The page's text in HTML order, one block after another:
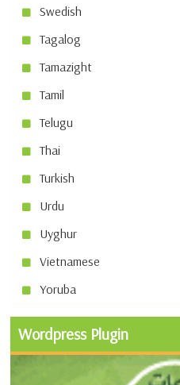
Swedish
Tagalog
Tamazight
Tamil
Telugu
Thai
Turkish
Urdu
Uyghur
Vietnamese
Yoruba
Wordpress Plugin